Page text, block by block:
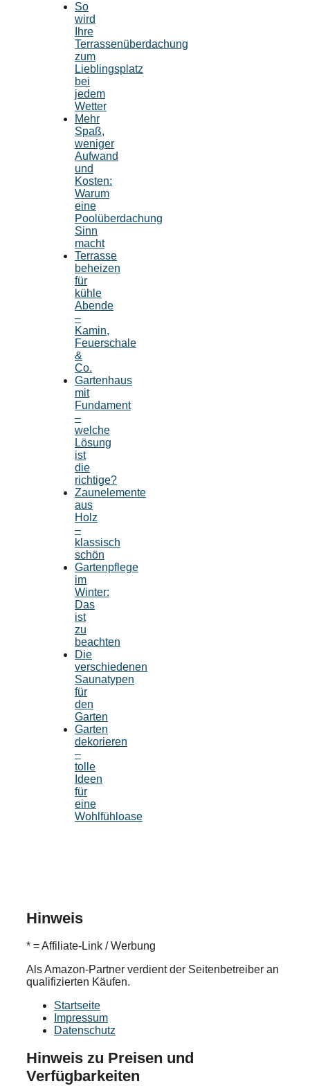
So
wird
Ihre
Terrassenüberdachung
zum
Lieblingsplatz
bei
jedem
Wetter
Mehr
Spaß,
weniger
Aufwand
und
Kosten:
Warum
eine
Poolüberdachung
Sinn
macht
Terrasse
beheizen
für
kühle
Abende
–
Kamin,
Feuerschale
&
Co.
Gartenhaus
mit
Fundament
–
welche
Lösung
ist
die
richtige?
Zaunelemente
aus
Holz
–
klassisch
schön
Gartenpflege
im
Winter:
Das
ist
zu
beachten
Die
verschiedenen
Saunatypen
für
den
Garten
Garten
dekorieren
–
tolle
Ideen
für
eine
Wohlfühloase
Hinweis
* = Affiliate-Link / Werbung
Als Amazon-Partner verdient der Seitenbetreiber an
qualifizierten Käufen.
Startseite
Impressum
Datenschutz
Hinweis zu Preisen und
Verfügbarkeiten